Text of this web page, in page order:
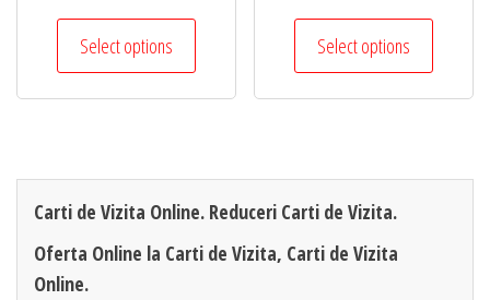
40,00 lei
până
la
Select options
Acest
variații.
Opțiunile
pot
40,00 lei
până
la
Select options
Acest
variații.
Carti de Vizita Online. Reduceri Carti de Vizita.
Oferta Online la Carti de Vizita, Carti de Vizita
Online.